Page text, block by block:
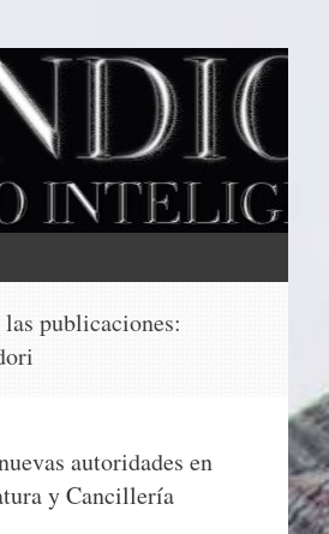
publicaciones:
autoridades en
y Cancillería